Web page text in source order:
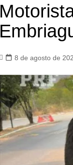
8 de agosto de